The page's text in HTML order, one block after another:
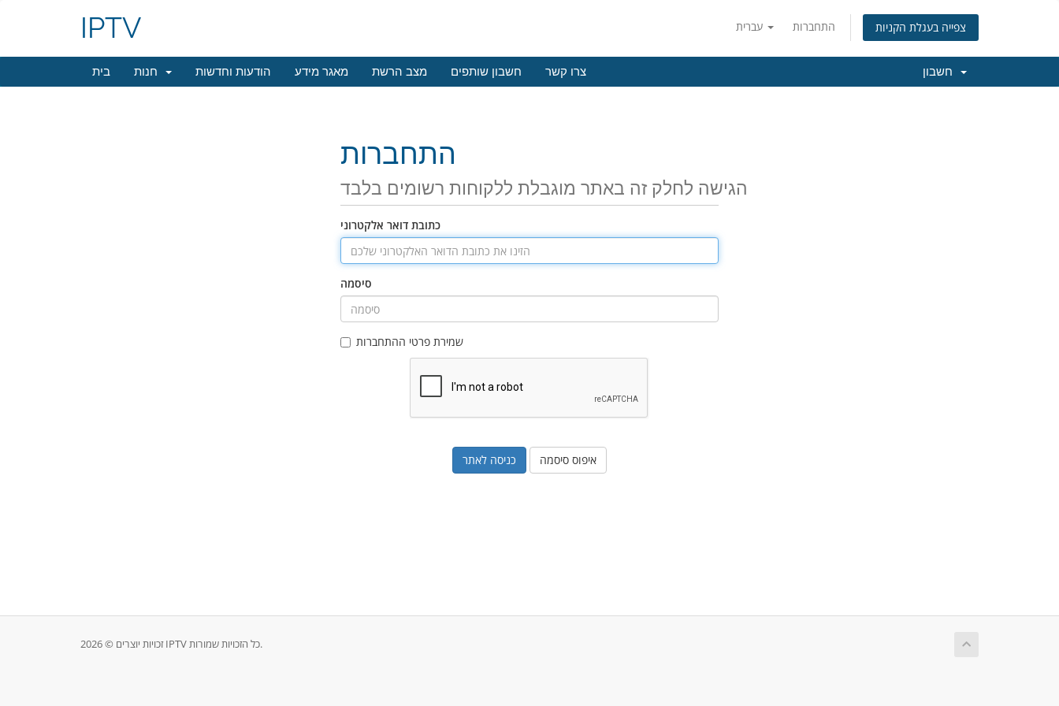
התחברות צפייה בעגלת הקניות IPTV
בית הודעות וחדשות מאגר מידע מצב הרשת חשבון שותפים צרו קשר
התחברות
הגישה לחלק זה באתר מוגבלת ללקוחות רשומים בלבד
כתובת דואר אלקטרוני
סיסמה
שמירת פרטי ההתחברות
איפוס סיסמה
זכויות יוצרים © 2026 IPTV כל הזכויות שמורות.